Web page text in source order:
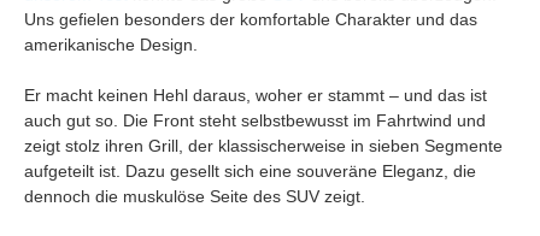
Uns gefielen besonders der komfortable Charakter und das
amerikanische Design.
Er macht keinen Hehl daraus, woher er stammt – und das ist
auch gut so. Die Front steht selbstbewusst im Fahrtwind und
zeigt stolz ihren Grill, der klassischerweise in sieben Segmente
aufgeteilt ist. Dazu gesellt sich eine souveräne Eleganz, die
dennoch die muskulöse Seite des SUV zeigt.